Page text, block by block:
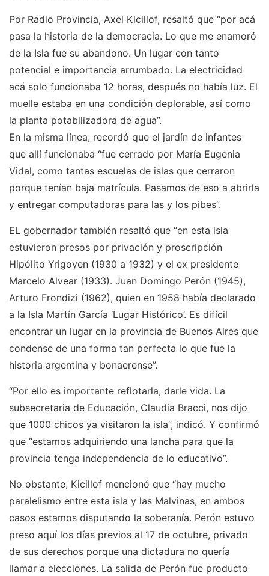
Por Radio Provincia, Axel Kicillof, resaltó que “por acá
pasa la historia de la democracia. Lo que me enamoró
de la Isla fue su abandono. Un lugar con tanto
potencial e importancia arrumbado. La electricidad
acá solo funcionaba 12 horas, después no había luz. El
muelle estaba en una condición deplorable, así como
la planta potabilizadora de agua”.
En la misma línea, recordó que el jardín de infantes
que allí funcionaba “fue cerrado por María Eugenia
Vidal, como tantas escuelas de islas que cerraron
porque tenían baja matrícula. Pasamos de eso a abrirla
y entregar computadoras para las y los pibes”.
EL gobernador también resaltó que “en esta isla
estuvieron presos por privación y proscripción
Hipólito Yrigoyen (1930 a 1932) y el ex presidente
Marcelo Alvear (1933). Juan Domingo Perón (1945),
Arturo Frondizi (1962), quien en 1958 había declarado
a la Isla Martín García ‘Lugar Histórico’. Es difícil
encontrar un lugar en la provincia de Buenos Aires que
condense de una forma tan perfecta lo que fue la
historia argentina y bonaerense”.
“Por ello es importante reflotarla, darle vida. La
subsecretaria de Educación, Claudia Bracci, nos dijo
que 1000 chicos ya visitaron la isla”, indicó. Y confirmó
que “estamos adquiriendo una lancha para que la
provincia tenga independencia de lo educativo”.
No obstante, Kicillof mencionó que “hay mucho
paralelismo entre esta isla y las Malvinas, en ambos
casos estamos disputando la soberanía. Perón estuvo
preso aquí los días previos al 17 de octubre, privado
de sus derechos porque una dictadura no quería
llamar a elecciones. La salida de Perón fue producto